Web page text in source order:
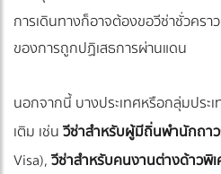
การเดินทางก็อาจต้องขอวีซ่าชั่วคร
ของการถูกปฏิเสธการผ่านแดน
นอกจากนี้ บางประเทศหรือกลุ่มประ
เติม เช่นวีซ่าสำหรับผู้มีถิ่นพำนักถา
Visa),วีซ่าสำหรับคนงานต่างด้าวพิ